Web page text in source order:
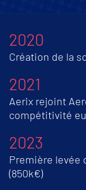
2020
Création de la
2021
Aerix rejoint
compétitivité
2023
Première levée
(850k€)